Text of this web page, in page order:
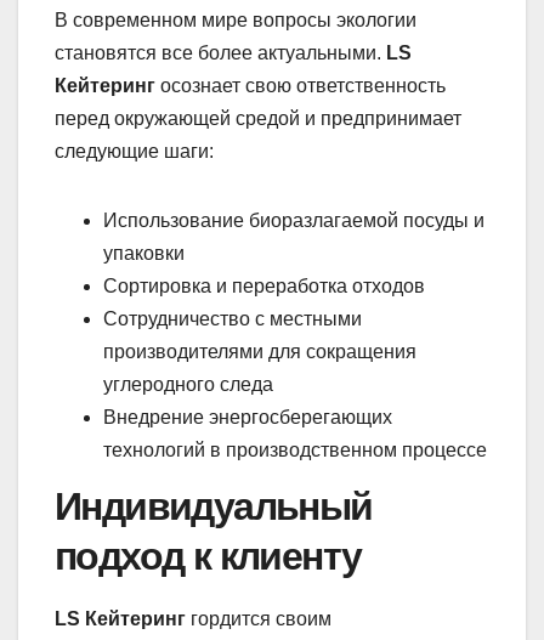
В современном мире вопросы экологии
становятся все более актуальными. LS
Кейтеринг осознает свою ответственность
перед окружающей средой и предпринимает
следующие шаги:
Использование биоразлагаемой посуды и
упаковки
Сортировка и переработка отходов
Сотрудничество с местными
производителями для сокращения
углеродного следа
Внедрение энергосберегающих
технологий в производственном процессе
Индивидуальный
подход к клиенту
LS Кейтеринг гордится своим